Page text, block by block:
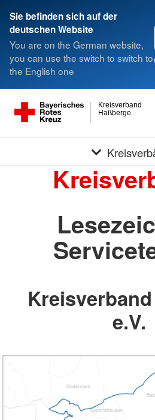
Sie befinden sich auf der
deutschen Website
You are on the German website,
you can use the switch to switch to
the English one
Haßberge
Kreisverband
e.V.